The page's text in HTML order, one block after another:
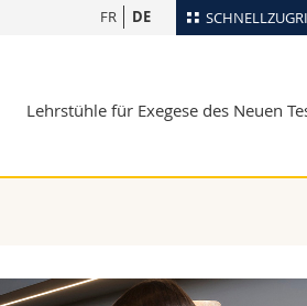
Ortsplan
Webmail
FR DE
Lehrstühle für Exegese des Neuen